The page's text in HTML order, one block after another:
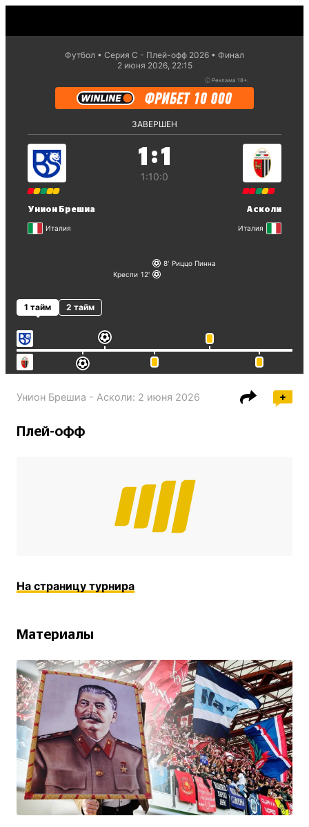
Футбол Серия С - Плей-офф 2026
Финал
2 июня 2026, 22:15
ⓘ Реклама 18+.
ЗАВЕРШЕН
Унион Брешиа
Италия
1 :1
1:10:0
Асколи
Италия
8 Риццо Пинна
Креспи 12
1 тайм 2 тайм
Унион Брешиа - Асколи: 2 июня 2026
Плей-офф
На страницу турнира
Материалы